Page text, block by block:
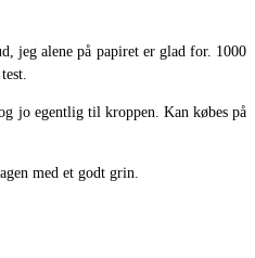
jeg alene på papiret er glad for. 1000
jo egentlig til kroppen. Kan købes på
med et godt grin.